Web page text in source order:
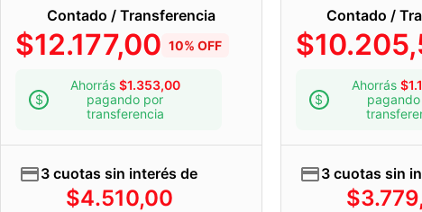
Contado / Transferencia
$12.177,00 10% OFF
Ahorrás $1.353,00
pagando por
transferencia
3 cuotas sin interés de
$4.510,00
Contado /
$
Ahorrás $
3 cuotas sin
$